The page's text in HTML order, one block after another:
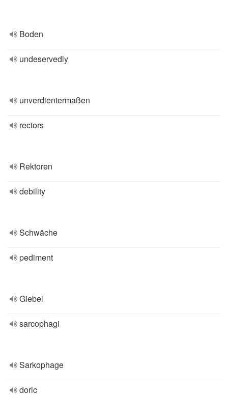
Boden
undeservedly
unverdientermaßen
rectors
Rektoren
debility
Schwäche
pediment
Giebel
sarcophagi
Sarkophage
doric